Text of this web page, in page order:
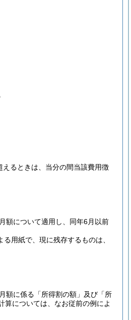
るときは、当分の間当該費用徴
額について適用し、同年6月以前
用紙で、現に残存するものは、
額に係る「所得割の額」及び「所
算については、なお従前の例によ